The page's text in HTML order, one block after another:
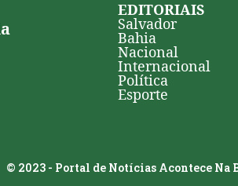
EDITORIAIS
Salvador
Bahia
Nacional
Internacional
Política
Esporte
© 2023 - Portal de Notícias Acontece Na